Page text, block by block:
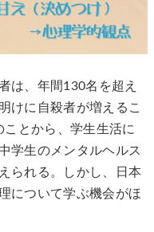
は、年間130名を超え
けに自殺者が増えるこ
とから、学生生活に
学生のメンタルヘルス
られる。しかし、日本
について学ぶ機会がほ